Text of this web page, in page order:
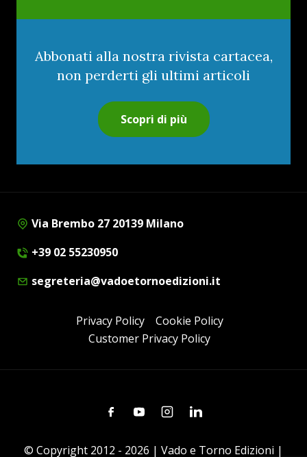
Abbonati alla nostra rivista cartacea,
non perderti gli ultimi articoli
Scopri di più
Via Brembo 27 20139 Milano
+39 02 55230950
segreteria@vadoetornoedizioni.it
Privacy Policy
Cookie Policy
Customer Privacy Policy
FacebookYoutubeInstagramLinkedin
© Copyright 2012 - 2026 | Vado e Torno Edizioni |